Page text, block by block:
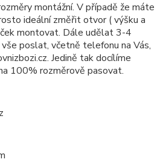
montážní. V případě že máte
ideální změřit otvor ( výšku a
montovat. Dále udělat 3-4
poslat, včetně telefonu na Vás,
Jedině tak docílíme
100% rozměrově pasovat.